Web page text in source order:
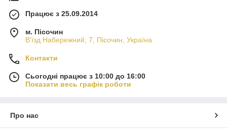
Працює з 25.09.2014
м. Пісочин
В'їзд Набережний, 7, Пісочин, Україна
Контакти
Сьогодні працює з 10:00 до 16:00
Показати весь графік роботи
Про нас